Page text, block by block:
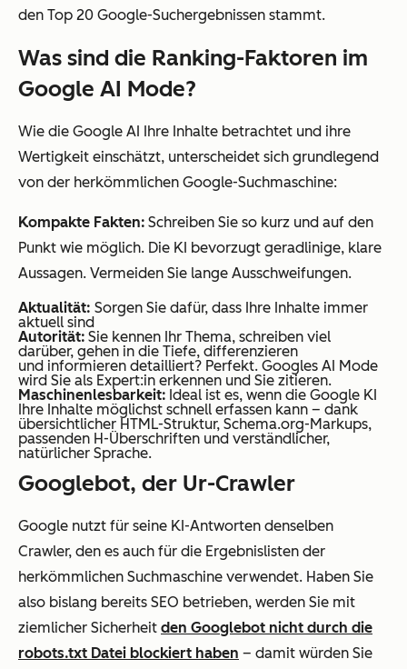
den Top 20 Google-Suchergebnissen stammt.
Was sind die Ranking-Faktoren im
Google AI Mode?
Wie die Google AI Ihre Inhalte betrachtet und ihre
Wertigkeit einschätzt, unterscheidet sich grundlegend
von der herkömmlichen Google-Suchmaschine:
Kompakte Fakten: Schreiben Sie so kurz und auf den
Punkt wie möglich. Die KI bevorzugt geradlinige, klare
Aussagen. Vermeiden Sie lange Ausschweifungen.
Aktualität: Sorgen Sie dafür, dass Ihre Inhalte immer
aktuell sind
Autorität: Sie kennen Ihr Thema, schreiben viel
darüber, gehen in die Tiefe, differenzieren
und informieren detailliert? Perfekt. Googles AI Mode
wird Sie als Expert:in erkennen und Sie zitieren.
Maschinenlesbarkeit: Ideal ist es, wenn die Google KI
Ihre Inhalte möglichst schnell erfassen kann – dank
übersichtlicher HTML-Struktur, Schema.org-Markups,
passenden H-Überschriften und verständlicher,
natürlicher Sprache.
Googlebot, der Ur-Crawler
Google nutzt für seine KI-Antworten denselben
Crawler, den es auch für die Ergebnislisten der
herkömmlichen Suchmaschine verwendet. Haben Sie
also bislang bereits SEO betrieben, werden Sie mit
ziemlicher Sicherheit den Googlebot nicht durch die
robots.txt Datei blockiert haben – damit würden Sie